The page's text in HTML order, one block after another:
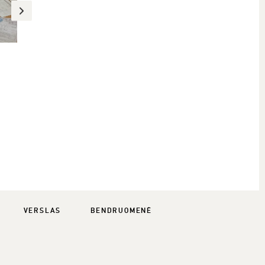
VERSLAS BENDRUOMENĖ